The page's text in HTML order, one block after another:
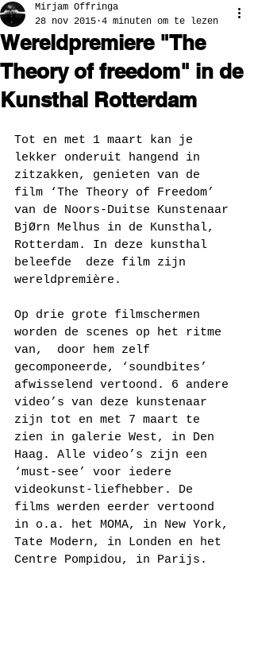
Wereldpremiere "The
Theory of freedom" in de
Kunsthal Rotterdam
Mirjam Offringa
28 nov 2015 4 minuten om te lezen
Tot en met 1 maart kan je
lekker onderuit hangend in
zitzakken, genieten van de
film ‘The Theory of Freedom’
van de Noors-Duitse Kunstenaar
BjØrn Melhus in de Kunsthal,
Rotterdam. In deze kunsthal
beleefde  deze film zijn
wereldpremière.
Op drie grote filmschermen
worden de scenes op het ritme
van,  door hem zelf
gecomponeerde, ‘soundbites’
afwisselend vertoond. 6 andere
video’s van deze kunstenaar
zijn tot en met 7 maart te
zien in galerie West, in Den
Haag. Alle video’s zijn een
‘must-see’ voor iedere
videokunst-liefhebber. De
films werden eerder vertoond
in o.a. het MOMA, in New York,
Tate Modern, in Londen en het
Centre Pompidou, in Parijs.